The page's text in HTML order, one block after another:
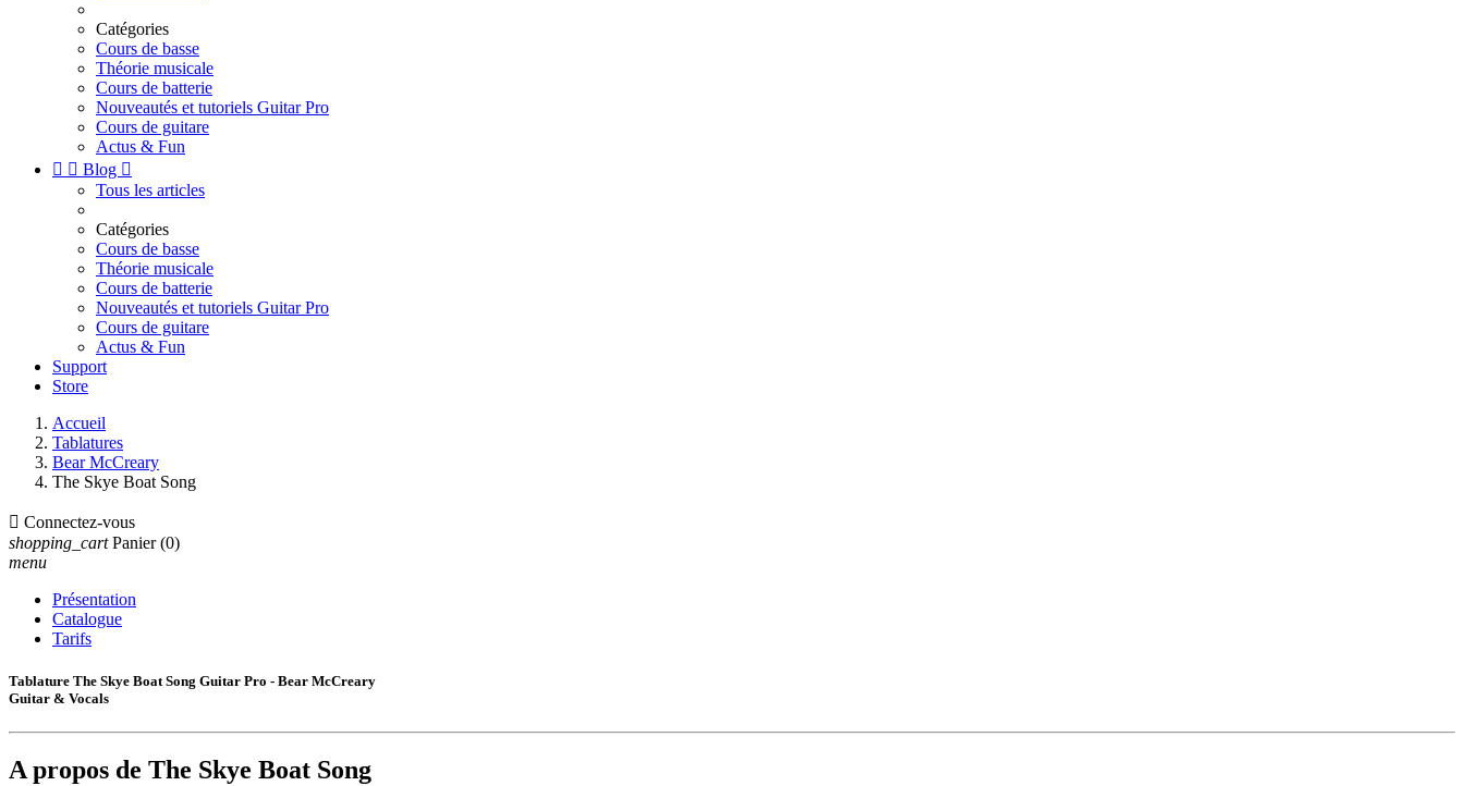
Catégories
Cours de basse
Théorie musicale
Cours de batterie
Nouveautés et tutoriels Guitar Pro
Cours de guitare
Actus & Fun
  Blog 
Tous les articles
Catégories
Cours de basse
Théorie musicale
Cours de batterie
Nouveautés et tutoriels Guitar Pro
Cours de guitare
Actus & Fun
Support
Store
Accueil
Tablatures
Bear McCreary
The Skye Boat Song
 Connectez-vous
shopping_cart Panier (0)
menu
Présentation
Catalogue
Tarifs
Tablature The Skye Boat Song Guitar Pro - Bear McCreary
Guitar & Vocals
A propos de The Skye Boat Song